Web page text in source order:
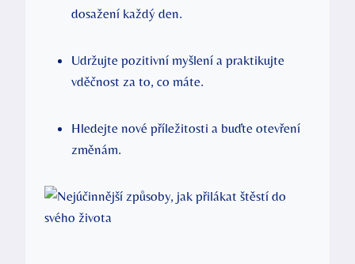
dosažení každý den.
Udržujte ‍pozitivní myšlení a⁢ praktikujte
⁣vděčnost ‌za ⁢to, co máte.
Hledejte ​nové příležitosti a buďte otevření
změnám.